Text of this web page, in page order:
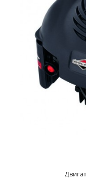
Двигатель Briggs &